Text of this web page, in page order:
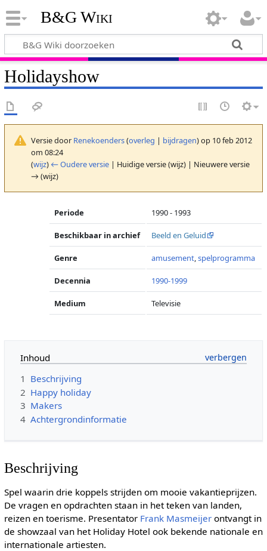
B&G Wiki
Holidayshow
Versie door Renekoenders(overleg | bijdragen)op 10 feb 2012
om 08:24
(wijz) ← Oudere versie| Huidige versie (wijz) | Nieuwere versie
→ (wijz)
Periode 1990 - 1993
Beschikbaar in archief Beeld en Geluid
Genre amusement,spelprogramma
Decennia 1990-1999
Medium Televisie
Inhoud
1 Beschrijving
2 Happy holiday
3 Makers
4 Achtergrondinformatie
Beschrijving
Spel waarin drie koppels strijden om mooie vakantieprijzen.
De vragen en opdrachten staan in het teken van landen,
reizen en toerisme. Presentator Frank Masmeijerontvangt in
de showzaal van het Holiday Hotel ook bekende nationale en
internationale artiesten.